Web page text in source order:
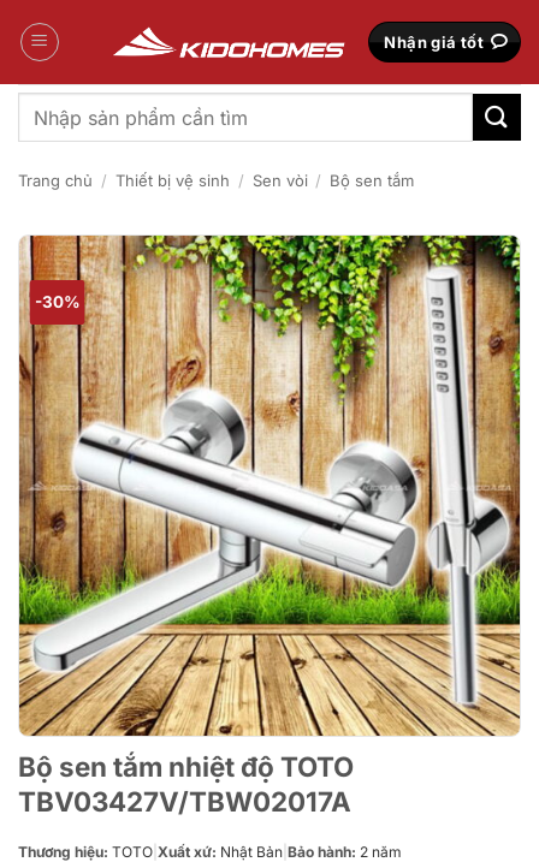
qua
Nhận giá tốt
Tìm
kiếm:
Trang chủ / Thiết bị vệ sinh / Sen vòi / Bộ sen tắm
-30%
Bộ sen tắm nhiệt độ TOTO
TBV03427V/TBW02017A
Thương hiệu: TOTO Xuất xứ: Nhật Bản Bảo hành: 2 năm